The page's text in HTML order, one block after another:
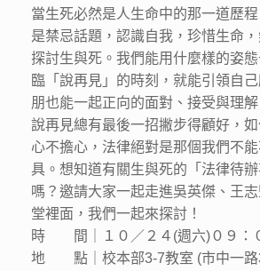
當生死必然是人生命中的那一道歷
是禁忌話題，認識自我，珍惜生命
探討生與死。我們能用什麼樣的姿
臨「說再見」的時刻，就能引領自
朋也能一起正向的面對、接受與理
說再見總有最後一招撇步得顧好，
心不擔心，法律絕對是那個我們不
具。想知道有關生與死的「法律待
嗎？邀請大家一起走進吳英傑、王
堂裡面，我們一起來探討！
時 間｜１０／２４(週六)０９：
地 點｜校本部3-7教室 (市中一路